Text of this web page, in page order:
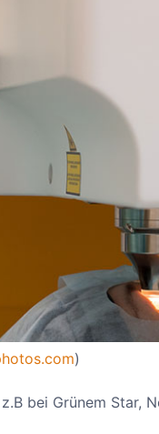
)
z.B bei Grünem Star,